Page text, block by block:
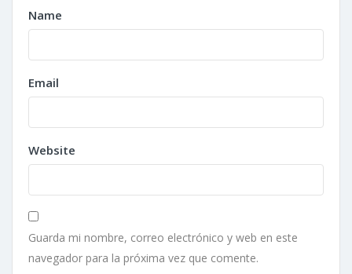
Name
Email
Website
Guarda mi nombre, correo electrónico y web en este
navegador para la próxima vez que comente.